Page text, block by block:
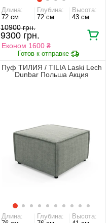
Длина:
72 см
Глубина:
72 см
Высота:
43 см
10900 грн.
9300 грн.
Економ 1600 ₴
Пуф ТИЛИЯ / TILIA Laski Lech
Dunbar Польша Акция
Длина:
Глубина:
Высота: